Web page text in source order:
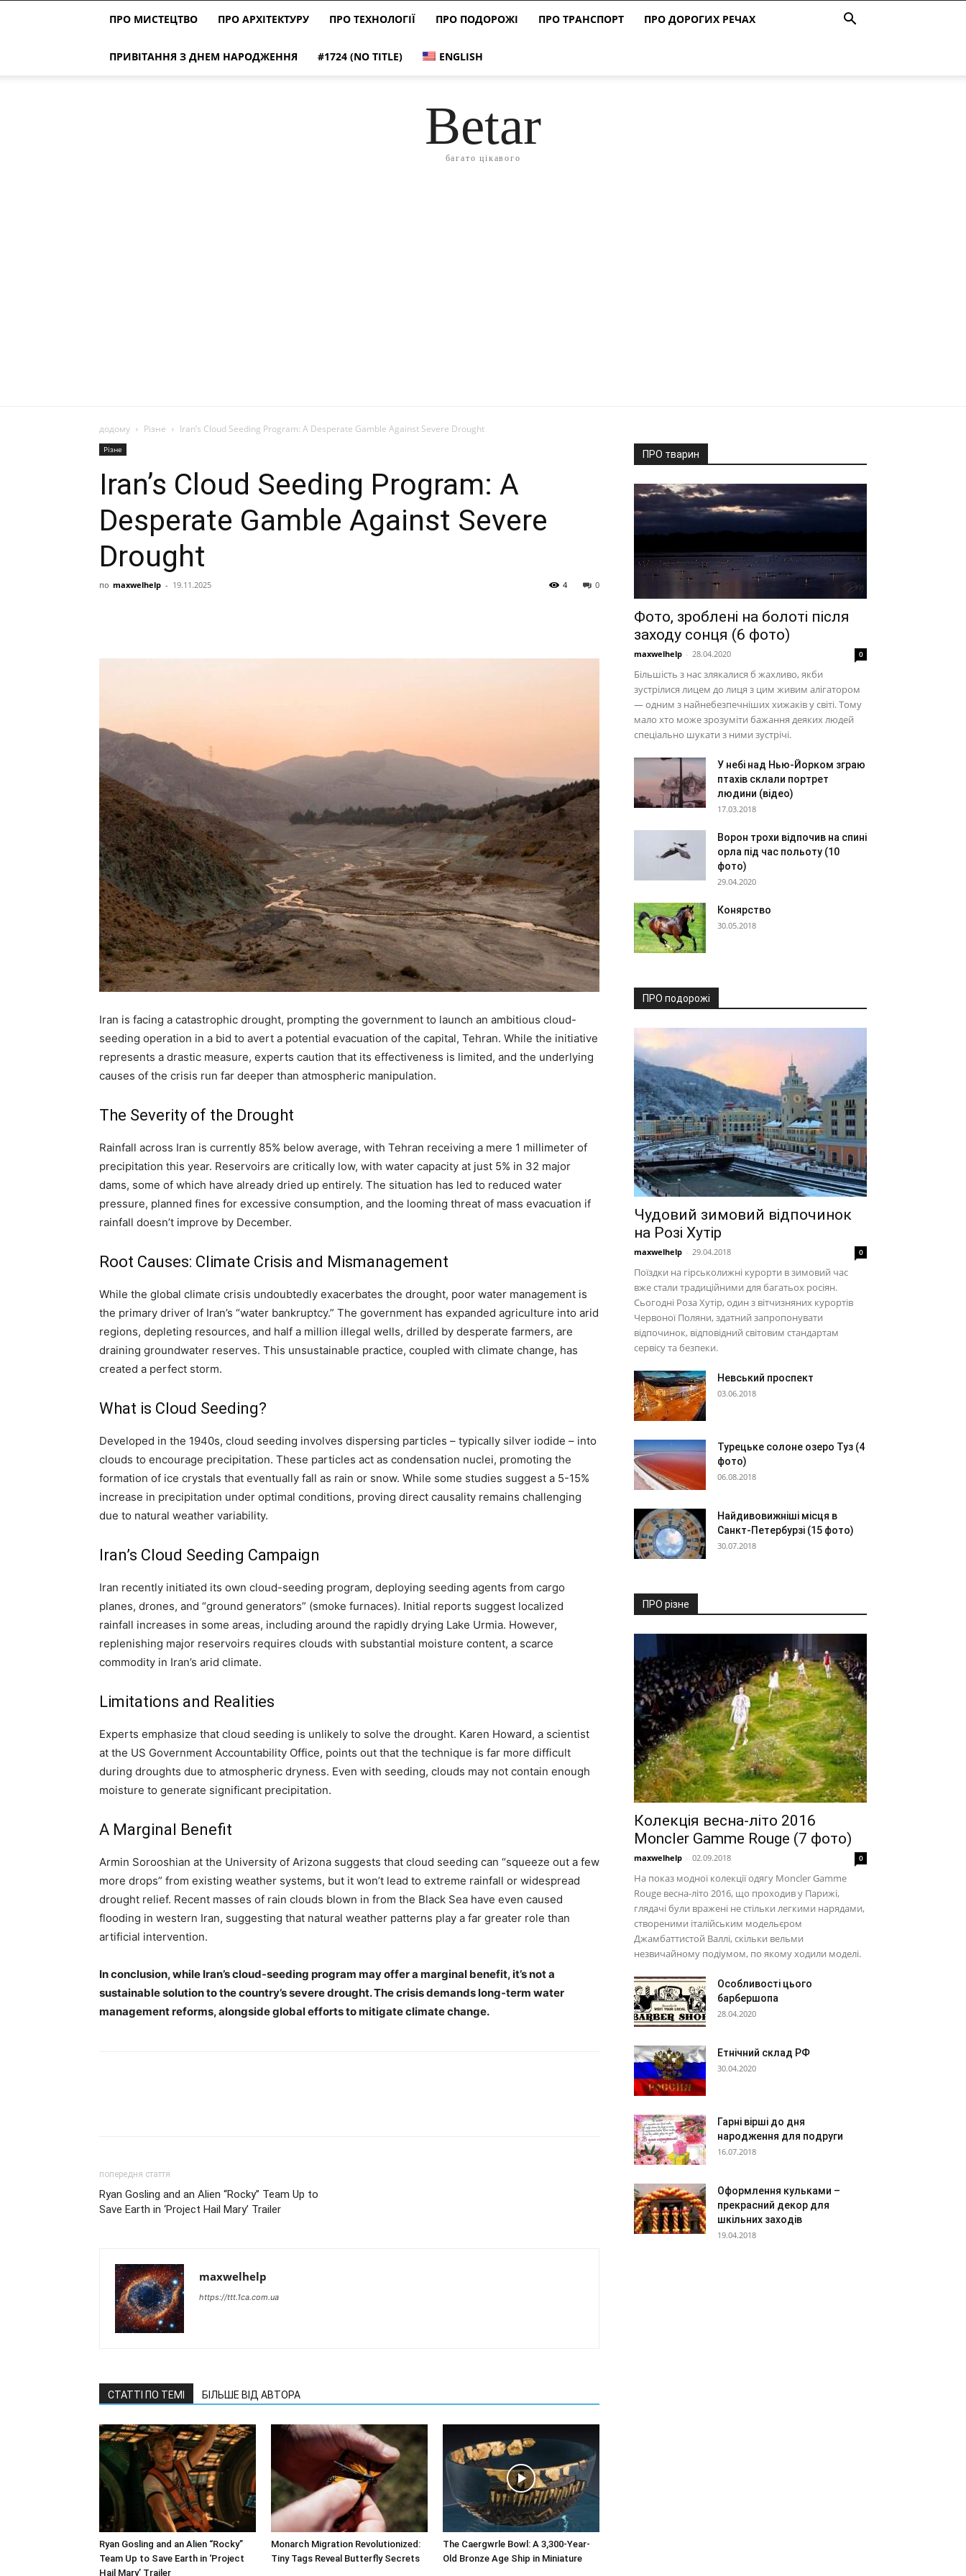
ПРО МИСТЕЦТВО ПРО АРХІТЕКТУРУ ПРО ТЕХНОЛОГІЇ ПРО ПОДОРОЖІ ПРО ТРАНСПОРТ ПРО ДОРОГИХ РЕЧАХ
ПРИВІТАННЯ З ДНЕМ НАРОДЖЕННЯ #1724 (NO TITLE) ENGLISH
Betar
багато цікавого
додому Різне Iran’s Cloud Seeding Program: A Desperate Gamble Against Severe Drought
Різне
Iran’s Cloud Seeding Program: A
Desperate Gamble Against Severe
Drought
по maxwelhelp - 19.11.2025 0
4
Iran is facing a catastrophic drought, prompting the government to launch an ambitious cloud-
seeding operation in a bid to avert a potential evacuation of the capital, Tehran. While the initiative
represents a drastic measure, experts caution that its effectiveness is limited, and the underlying
causes of the crisis run far deeper than atmospheric manipulation.
The Severity of the Drought
Rainfall across Iran is currently 85% below average, with Tehran receiving a mere 1 millimeter of
precipitation this year. Reservoirs are critically low, with water capacity at just 5% in 32 major
dams, some of which have already dried up entirely. The situation has led to reduced water
pressure, planned fines for excessive consumption, and the looming threat of mass evacuation if
rainfall doesn’t improve by December.
Root Causes: Climate Crisis and Mismanagement
While the global climate crisis undoubtedly exacerbates the drought, poor water management is
the primary driver of Iran’s “water bankruptcy.” The government has expanded agriculture into arid
regions, depleting resources, and half a million illegal wells, drilled by desperate farmers, are
draining groundwater reserves. This unsustainable practice, coupled with climate change, has
created a perfect storm.
What is Cloud Seeding?
Developed in the 1940s, cloud seeding involves dispersing particles – typically silver iodide – into
clouds to encourage precipitation. These particles act as condensation nuclei, promoting the
formation of ice crystals that eventually fall as rain or snow. While some studies suggest a 5-15%
increase in precipitation under optimal conditions, proving direct causality remains challenging
due to natural weather variability.
Iran’s Cloud Seeding Campaign
Iran recently initiated its own cloud-seeding program, deploying seeding agents from cargo
planes, drones, and “ground generators” (smoke furnaces). Initial reports suggest localized
rainfall increases in some areas, including around the rapidly drying Lake Urmia. However,
replenishing major reservoirs requires clouds with substantial moisture content, a scarce
commodity in Iran’s arid climate.
Limitations and Realities
Experts emphasize that cloud seeding is unlikely to solve the drought. Karen Howard, a scientist
at the US Government Accountability Office, points out that the technique is far more difficult
during droughts due to atmospheric dryness. Even with seeding, clouds may not contain enough
moisture to generate significant precipitation.
A Marginal Benefit
Armin Sorooshian at the University of Arizona suggests that cloud seeding can “squeeze out a few
more drops” from existing weather systems, but it won’t lead to extreme rainfall or widespread
drought relief. Recent masses of rain clouds blown in from the Black Sea have even caused
flooding in western Iran, suggesting that natural weather patterns play a far greater role than
artificial intervention.
In conclusion, while Iran’s cloud-seeding program may offer a marginal benefit, it’s not a
sustainable solution to the country’s severe drought. The crisis demands long-term water
management reforms, alongside global efforts to mitigate climate change.
попередня стаття
Ryan Gosling and an Alien “Rocky” Team Up to
Save Earth in ‘Project Hail Mary’ Trailer
maxwelhelp
https://ttt.1ca.com.ua
СТАТТІ ПО ТЕМІ БІЛЬШЕ ВІД АВТОРА
Ryan Gosling and an Alien “Rocky”
Team Up to Save Earth in ‘Project
Hail Mary’ Trailer
Monarch Migration Revolutionized:
Tiny Tags Reveal Butterfly Secrets
The Caergwrle Bowl: A 3,300-Year-
Old Bronze Age Ship in Miniature
ПРО тварин
Фото, зроблені на болоті після
заходу сонця (6 фото)
maxwelhelp - 28.04.2020 0
Більшість з нас злякалися б жахливо, якби
зустрілися лицем до лиця з цим живим алігатором
— одним з найнебезпечніших хижаків у світі. Тому
мало хто може зрозуміти бажання деяких людей
спеціально шукати з ними зустрічі.
У небі над Нью-Йорком зграю
птахів склали портрет
людини (відео)
17.03.2018
Ворон трохи відпочив на спині
орла під час польоту (10
фото)
29.04.2020
Конярство
30.05.2018
ПРО подорожі
Чудовий зимовий відпочинок
на Розі Хутір
maxwelhelp - 29.04.2018 0
Поїздки на гірськолижні курорти в зимовий час
вже стали традиційними для багатьох росіян.
Сьогодні Роза Хутір, один з вітчизняних курортів
Червоної Поляни, здатний запропонувати
відпочинок, відповідний світовим стандартам
сервісу та безпеки.
Невський проспект
03.06.2018
Турецьке солоне озеро Туз (4
фото)
06.08.2018
Найдивовижніші місця в
Санкт-Петербурзі (15 фото)
30.07.2018
ПРО різне
Колекція весна-літо 2016
Moncler Gamme Rouge (7 фото)
maxwelhelp - 02.09.2018 0
На показ модної колекції одягу Moncler Gamme
Rouge весна-літо 2016, що проходив у Парижі,
глядачі були вражені не стільки легкими нарядами,
створеними італійським модельєром
Джамбаттистой Валлі, скільки вельми
незвичайному подіумом, по якому ходили моделі.
Особливості цього
барбершопа
28.04.2020
Етнічний склад РФ
30.04.2020
Гарні вірші до дня
народження для подруги
16.07.2018
Оформлення кульками –
прекрасний декор для
шкільних заходів
19.04.2018